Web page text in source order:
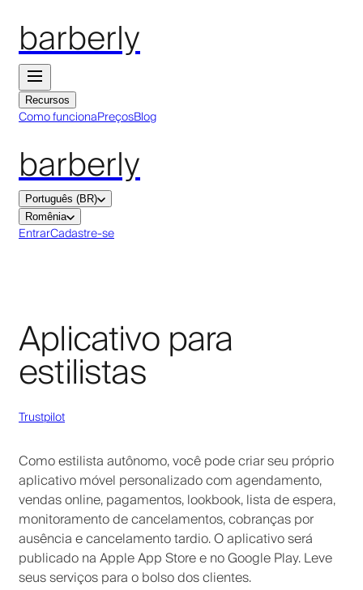
barberly
Recursos
Como funcionaPreçosBlog
barberly
Português (BR)
Romênia
EntrarCadastre-se
Aplicativo para
estilistas
Trustpilot
Como estilista autônomo, você pode criar seu próprio
aplicativo móvel personalizado com agendamento,
vendas online, pagamentos, lookbook, lista de espera,
monitoramento de cancelamentos, cobranças por
ausência e cancelamento tardio. O aplicativo será
publicado na Apple App Store e no Google Play. Leve
seus serviços para o bolso dos clientes.